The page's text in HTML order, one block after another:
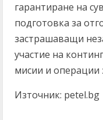
гарантиране на
подготовка за
застрашаващи
участие на
мисии и операции
Източник: petel.bg